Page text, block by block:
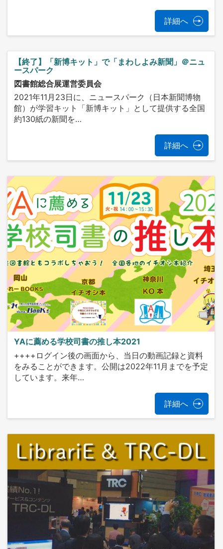
詳細へ
【終了】「新博キット」で「まわしよみ新聞」＠ニュ
ースパーク
図書館総合展運営委員会
2021年11月23日に、ニュースパーク（日本新聞博物
館）が学習キット「新博キット」として提供する全国
約130紙の新聞を…
詳細へ
YAに薦める学校司書の推し本2021
++++ログイン後の画面から、当日の動画記録と資料
をみることができます。公開は2022年11月までを予定
しています。来年…
詳細へ